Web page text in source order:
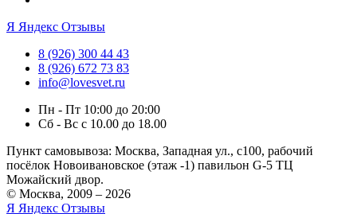
Я Яндекс Отзывы
8 (926) 300 44 43
8 (926) 672 73 83
info@lovesvet.ru
Пн - Пт 10:00 до 20:00
Сб - Вс с 10.00 до 18.00
Пункт самовывоза: Москва, Западная ул., с100, рабочий
посёлок Новоивановское (этаж -1) павильон G-5 ТЦ
Можайский двор.
© Москва, 2009 – 2026
Я Яндекс Отзывы